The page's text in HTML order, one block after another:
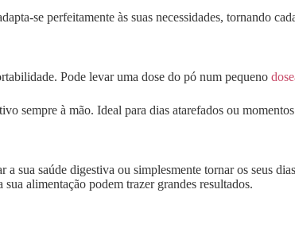
se perfeitamente às suas necessidades, tornando
Pode levar uma dose do pó num pequeno
sempre à mão. Ideal para dias atarefados ou
a sua saúde digestiva ou simplesmente tornar os seus
alimentação podem trazer grandes resultados.